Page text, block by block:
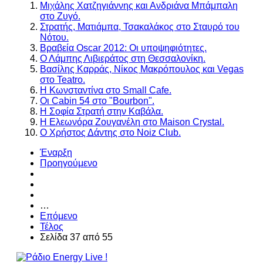
Μιχάλης Χατζηγιάννης και Ανδριάνα Μπάμπαλη
στο Ζυγό.
Στρατής, Ματιάμπα, Τσακαλάκος στο Σταυρό του
Νότου.
Βραβεία Oscar 2012: Οι υποψηφιότητες.
Ο Λάμπης Λιβιεράτος στη Θεσσαλονίκη.
Βασίλης Καρράς, Νίκος Μακρόπουλος και Vegas
στο Teatro.
Η Κωνσταντίνα στο Small Cafe.
Οι Cabin 54 στο "Bourbon".
Η Σοφία Στρατή στην Καβάλα.
Η Ελεωνόρα Ζουγανέλη στο Maison Crystal.
Ο Χρήστος Δάντης στο Noiz Club.
Έναρξη
Προηγούμενο
…
Επόμενο
Τέλος
Σελίδα 37 από 55